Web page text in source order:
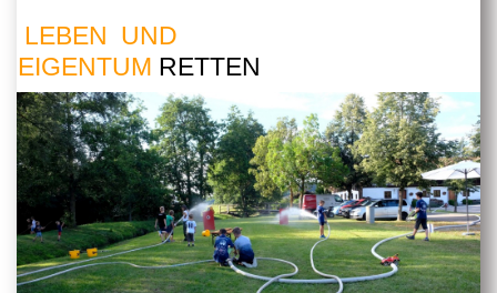
LEBEN UND
EIGENTUM RETTEN